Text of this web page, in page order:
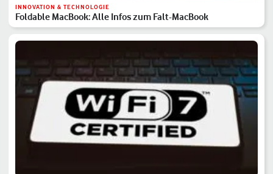
INNOVATION & TECHNOLOGIE
Foldable MacBook: Alle Infos zum Falt-MacBook